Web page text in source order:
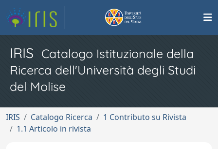
IRIS Catalogo Istituzionale della
Ricerca dell'Università degli Studi
del Molise
IRIS Catalogo Ricerca
1 Contributo su Rivista
1.1 Articolo in rivista